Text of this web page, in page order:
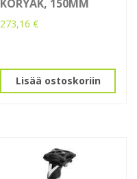
KORYAK, 150MM
273,16€
Lisää ostoskoriin